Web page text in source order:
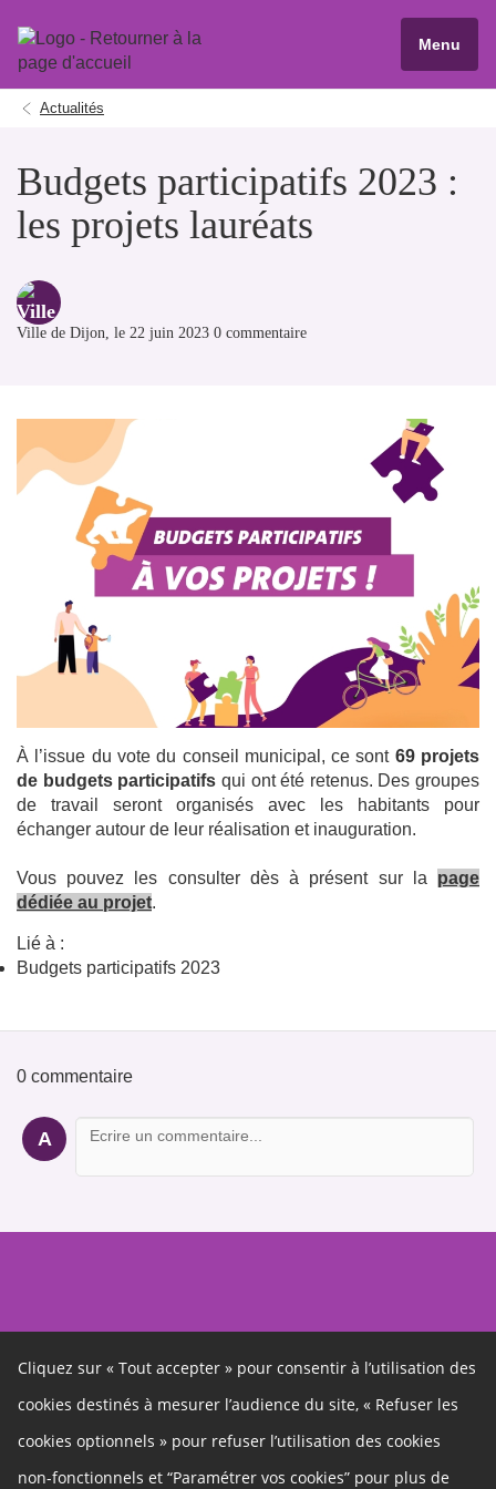
Menu
Actualités
Budgets participatifs 2023 :
les projets lauréats
Ville de Dijon, le 22 juin 2023 0 commentaire
À l’issue du vote du conseil municipal, ce sont 69 projets
de budgets participatifs qui ont été retenus. Des groupes
de travail seront organisés avec les habitants pour
échanger autour de leur réalisation et inauguration.
Vous pouvez les consulter dès à présent sur la page
dédiée au projet.
Lié à :
Budgets participatifs 2023
0 commentaire
A
Cliquez sur « Tout accepter » pour consentir à l’utilisation des
cookies destinés à mesurer l’audience du site, « Refuser les
cookies optionnels » pour refuser l’utilisation des cookies
non-fonctionnels et “Paramétrer vos cookies” pour plus de
Autres liens
Cookies Gestion des cookies